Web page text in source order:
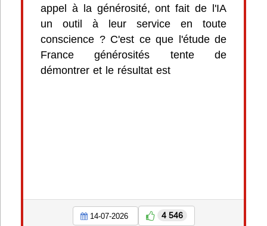
appel à la générosité, ont fait de l'IA
un outil à leur service en toute
conscience ? C'est ce que l'étude de
France générosités tente de
démontrer et le résultat est
14-07-2026 4 546